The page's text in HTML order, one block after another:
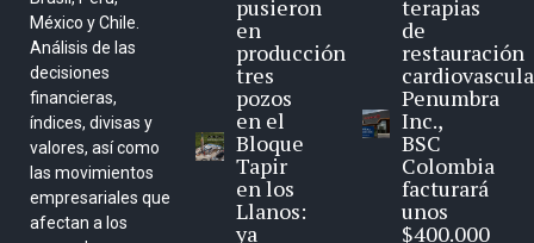
México y Chile.
Análisis de las
decisiones
financieras,
índices, divisas y
valores, así como
las movimientos
empresariales que
afectan a los
pusieron
en
producción
tres
pozos
en el
Bloque
Tapir
en los
Llanos:
ya
terapias
de
restauración
Penumbra
Inc.,
BSC
Colombia
facturará
unos
$400.000